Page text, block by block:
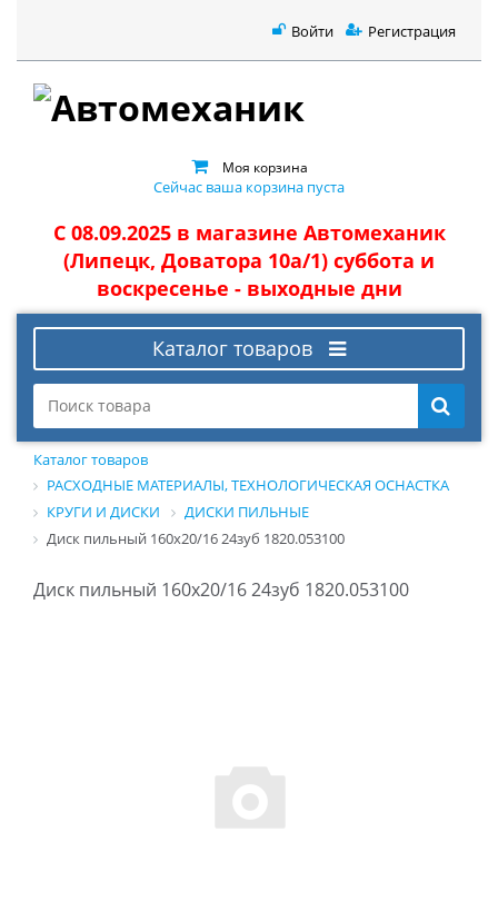
Войти Регистрация
Моя корзина
Сейчас ваша корзина пуста
С 08.09.2025 в магазине Автомеханик
(Липецк, Доватора 10а/1) суббота и
воскресенье - выходные дни
Каталог товаров
Каталог товаров
РАСХОДНЫЕ МАТЕРИАЛЫ, ТЕХНОЛОГИЧЕСКАЯ ОСНАСТКА
КРУГИ И ДИСКИ
ДИСКИ ПИЛЬНЫЕ
Диск пильный 160х20/16 24зуб 1820.053100
Диск пильный 160х20/16 24зуб 1820.053100